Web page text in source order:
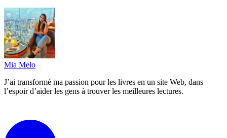
Mia Melo
J’ai transformé ma passion pour les livres en un site Web, dans
l’espoir d’aider les gens à trouver les meilleures lectures.